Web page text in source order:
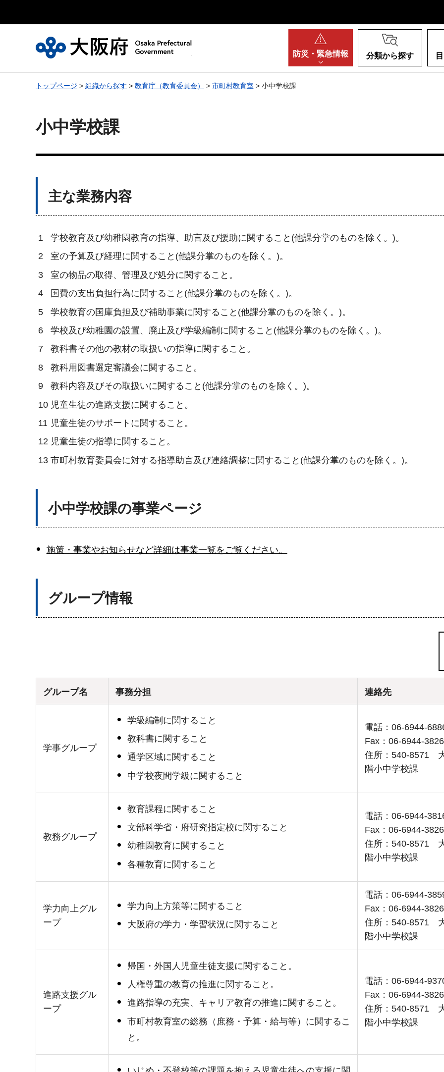
防災・ 緊急情報 分類から探す
トップページ > 組織から探す > 教育庁（教育委員会） > 市町村教育室 > 小中学校課
小中学校課
主な業務内容
1
学校教育及び幼稚園教育の指導、助言及び援助に関すること(他課分掌のものを除く。)。
2
室の予算及び経理に関すること(他課分掌のものを除く。)。
3
室の物品の取得、管理及び処分に関すること。
4
国費の支出負担行為に関すること(他課分掌のものを除く。)。
5
学校教育の国庫負担及び補助事業に関すること(他課分掌のものを除く。)。
6
学校及び幼稚園の設置、廃止及び学級編制に関すること(他課分掌のものを除く。)。
7
教科書その他の教材の取扱いの指導に関すること。
8
教科用図書選定審議会に関すること。
9
教科内容及びその取扱いに関すること(他課分掌のものを除く。)。
10 児童生徒の進路支援に関すること。
11 児童生徒のサポートに関すること。
12 児童生徒の指導に関すること。
13 市町村教育委員会に対する指導助言及び連絡調整に関すること(他課分掌のものを除く。)。
小中学校課の事業ページ
施策・事業やお知らせなど詳細は事業一覧をご覧ください。
グループ情報
グループ名 事務分担 連絡先
学事グループ
学級編制に関すること
教科書に関すること
通学区域に関すること
中学校夜間学級に関すること
電話：06-6944-
Fax：06-6944-3826
住所：540-8571
階小中学校課
教務グループ
教育課程に関すること
文部科学省・府研究指定校に関すること
幼稚園教育に関すること
各種教育に関すること
電話：06-6944-
Fax：06-6944-3826
住所：540-8571
階小中学校課
学力向上グル
ープ
学力向上方策等に関すること
大阪府の学力・学習状況に関すること
電話：06-6944-
Fax：06-6944-3826
住所：540-8571
階小中学校課
進路支援グル
ープ
帰国・外国人児童生徒支援に関すること。
人権尊重の教育の推進に関すること。
進路指導の充実、キャリア教育の推進に関すること。
市町村教育室の総務（庶務・予算・給与等）に関するこ
と。
電話：06-6944-
Fax：06-6944-3826
住所：540-8571
階小中学校課